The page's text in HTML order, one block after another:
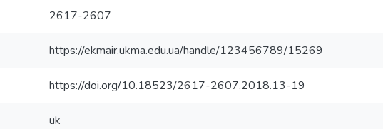
2617-2607
https://ekmair.ukma.edu.ua/handle/123456789/15269
https://doi.org/10.18523/2617-2607.2018.13-19
uk